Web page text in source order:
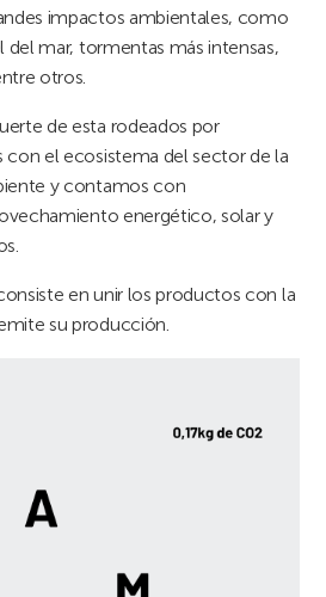
impactos ambientales, como
mar, tormentas más intensas,
otros.
de esta rodeados por
con el ecosistema del sector de la
y contamos con
energético, solar y
en unir los productos con la
su producción.